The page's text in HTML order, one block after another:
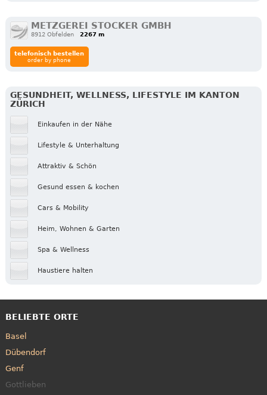
METZGEREI STOCKER GMBH
8912 Obfelden 2267 m
telefonisch bestellen
order by phone
GESUNDHEIT, WELLNESS, LIFESTYLE IM KANTON
ZÜRICH
Einkaufen in der Nähe
Lifestyle & Unterhaltung
Attraktiv & Schön
Gesund essen & kochen
Cars & Mobility
Heim, Wohnen & Garten
Spa & Wellness
Haustiere halten
BELIEBTE ORTE
Basel
Dübendorf
Genf
Gottlieben